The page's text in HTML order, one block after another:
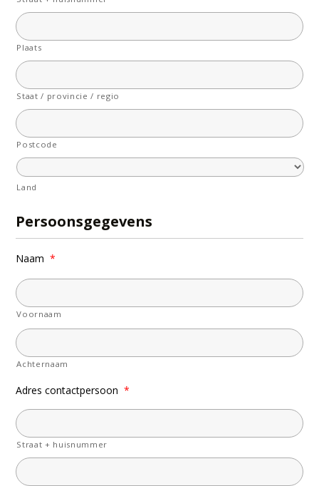
Plaats
Staat / provincie / regio
Postcode
Land
Persoonsgegevens
Naam *
Voornaam
Achternaam
Adres contactpersoon *
Straat + huisnummer